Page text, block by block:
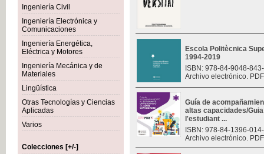
Ingeniería Civil
Ingeniería Electrónica y
Comunicaciones
Ingeniería Energética,
Eléctrica y Motores
Ingeniería Mecánica y de
Materiales
Lingüística
Otras Tecnologías y Ciencias
Aplicadas
Varios
Colecciones [+/-]
Escola Politècnica
1994-2019
ISBN: 978-84-9048-
Archivo electrónico.
Guía de
altas capacidades/
l'estudiant ...
ISBN: 978-84-1396-
Archivo electrónico.